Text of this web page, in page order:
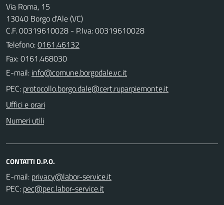
Via Roma, 15
13040 Borgo d'Ale (VC)
C.F. 00319610028 - P.Iva: 00319610028
Telefono:0161.46132
Fax: 0161.468030
E-mail:
PEC:
Uffici e orari
Numeri utili
CONTATTI D.P.O.
E-mail:
PEC: